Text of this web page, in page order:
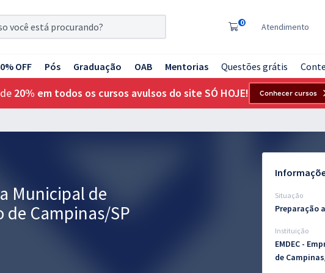
0 Atendimento
OFF Pós Graduação OAB Mentorias Questões grátis
20% em todos os cursos avulsos do site SÓ HOJE! Conhecer cursos
Municipal de
de Campinas/SP
Situação
Preparação
Instituição
EMDEC -
de